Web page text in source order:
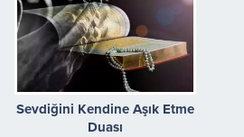
Sevdiğini Kendine Aşık Etme
Duası